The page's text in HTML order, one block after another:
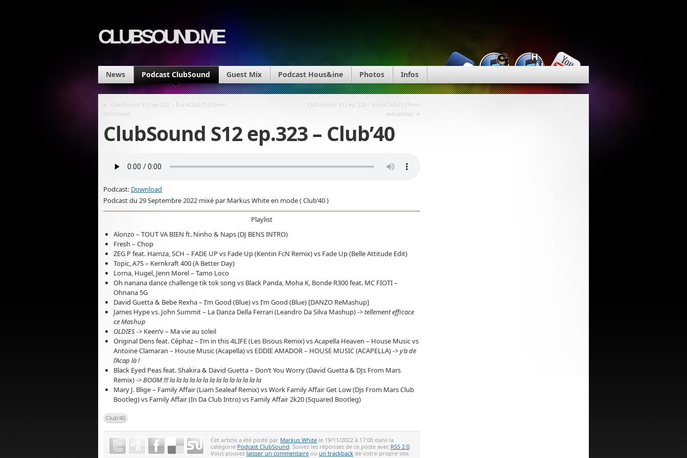
CLUBSOUND.ME
News Podcast ClubSound Guest Mix Podcast Hous&ine Photos Infos
« ClubSound S12 ep.322 – EuroClub25 (10min
extratime)
ClubSound S12 ep.325 – EuroClub25 (7min
extratime) »
ClubSound S12 ep.323 – Club’40
Podcast: Download
Podcast du 29 Septembre 2022 mixé par Markus White en mode ( Club’40 )
Playlist
Alonzo – TOUT VA BIEN ft. Ninho & Naps (DJ BENS INTRO)
Fresh – Chop
ZEG P feat. Hamza, SCH – FADE UP vs Fade Up (Kentin FcN Remix) vs Fade Up (Belle Attitude Edit)
Topic, A7S – Kernkraft 400 (A Better Day)
Lorna, Hugel, Jenn Morel – Tamo Loco
Oh nanana dance challenge tik tok song vs Black Panda, Moha K, Bonde R300 feat. MC FIOTI –
Ohnana 5G
David Guetta & Bebe Rexha – I’m Good (Blue) vs I’m Good (Blue) [DANZO ReMashup]
James Hype vs. John Summit – La Danza Della Ferrari (Leandro Da Silva Mashup)-> tellement efficace
ce Mashup
OLDIES -> Keen’v – Ma vie au soleil
Original Dens feat. Céphaz – I’m in this 4LIFE (Les Bisous Remix) vs Acapella Heaven – House Music vs
Antoine Clamaran – House Music (Acapella) vs EDDIE AMADOR – HOUSE MUSIC (ACAPELLA)-> y’a de
l’Acap là !
Black Eyed Peas feat. Shakira & David Guetta – Don’t You Worry (David Guetta & DJs From Mars
Remix)-> BOOM !!!la la la la la la la la la la la la la la
Mary J. Blige – Family Affair (Liam Sealeaf Remix) vs Work Family Affair Get Low (Djs From Mars Club
Bootleg) vs Family Affair (In Da Club Intro) vs Family Affair 2k20 (Squared Bootleg)
Club'40
Cet article a été posté par Markus White le 19/11/2022 à 17:00 dans la
catégorie Podcast ClubSound . Suivez les réponses de ce poste avec RSS 2.0
Vous pouvez laisser un commentaire ou un trackback de votre propre site.